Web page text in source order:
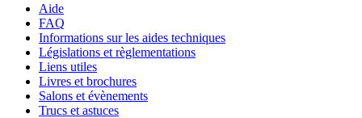
Aide
FAQ
Informations sur les aides techniques
Législations et règlementations
Liens utiles
Livres et brochures
Salons et évènements
Trucs et astuces